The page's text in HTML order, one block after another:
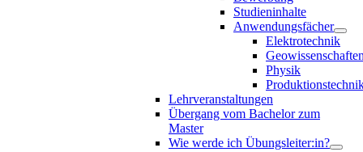
Studieninhalte
Anwendungsfächer
Elektrotechnik
Physik
Lehrveranstaltungen
Übergang vom Bachelor zum
Master
Wie werde ich Übungsleiter:in?